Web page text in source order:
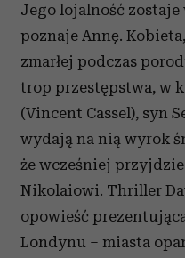
Jego lojalność
poznaje Annę.
zmarłej podczas
trop przestępstwa, w
(Vincent Cassel), syn
wydają na nią wyrok
że wcześniej przyjdzie
Nikolaiowi. Thriller
opowieść
Londynu – miasta